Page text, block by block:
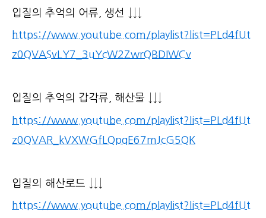
입질의 추억의 어류, 생선 ↓↓↓
https://www.youtube.com/playlist?list=PLd4fUt
z0QVASvLY7_3uYcW2ZwrQBDIWCv
입질의 추억의 갑각류, 해산물 ↓↓↓
https://www.youtube.com/playlist?list=PLd4fUt
z0QVAR_kVXWGfLQpqE67mJcG5QK
입질의 해산로드 ↓↓↓
https://www.youtube.com/playlist?list=PLd4fUt